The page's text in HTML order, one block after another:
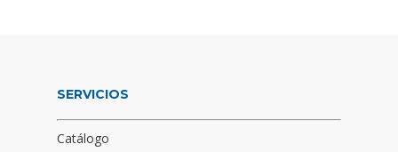
SERVICIOS
Catálogo